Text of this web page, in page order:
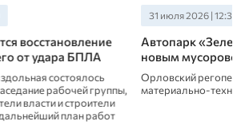
восстановление
от удара БПЛА
состоялось
рабочей группы,
власти и строители
план работ
31 июля 2026 | 12:30
Автопарк
новым
Орловский
материально-